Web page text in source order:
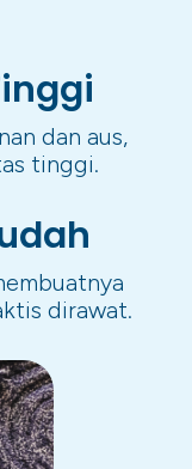
dan aus,
tinggi.
dirawat.